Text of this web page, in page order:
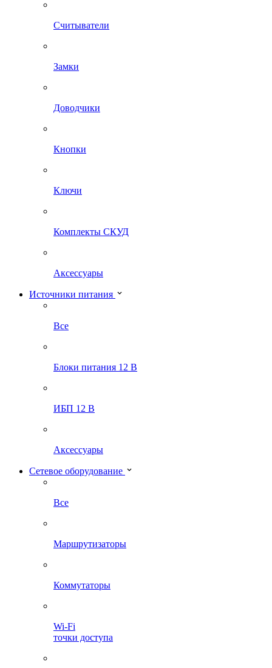
Считыватели
Замки
Доводчики
Кнопки
Ключи
Комплекты СКУД
Аксессуары
Источники питания
Все
Блоки питания 12 В
ИБП 12 В
Аксессуары
Сетевое оборудование
Все
Маршрутизаторы
Коммутаторы
Wi-Fi
точки доступа